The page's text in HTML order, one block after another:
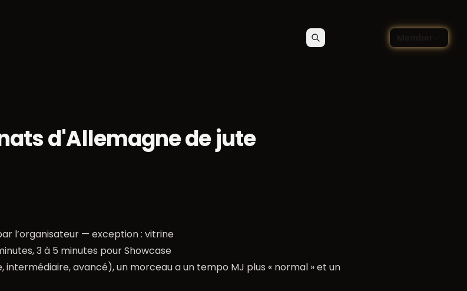
RechercherChoisir la langue —
d'Allemagne de jute
l’organisateur — exception : vitrine
3 à 5 minutes pour Showcase
avancé), un morceau a un tempo MJ plus « normal » et un